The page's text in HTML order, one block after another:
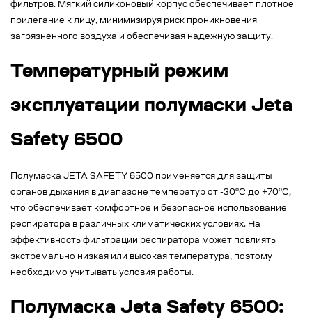
фильтров. Мягкий силиконовый корпус обеспечивает плотное
прилегание к лицу, минимизируя риск проникновения
загрязненного воздуха и обеспечивая надежную защиту.
Температурный режим
эксплуатации полумаски Jeta
Safety 6500
Полумаска JETA SAFETY 6500 применяется для защиты
органов дыхания в диапазоне температур от -30°C до +70°C,
что обеспечивает комфортное и безопасное использование
респиратора в различных климатических условиях. На
эффективность фильтрации респиратора может повлиять
экстремально низкая или высокая температура, поэтому
необходимо учитывать условия работы.
Полумаска Jeta Safety 6500: